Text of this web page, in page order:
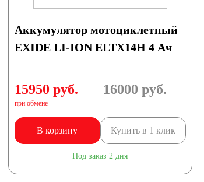
Аккумулятор мотоциклетный
EXIDE LI-ION ELTX14H 4 Ач
15950 руб.
при обмене
16000 руб.
В корзину Купить в 1 клик
Под заказ 2 дня